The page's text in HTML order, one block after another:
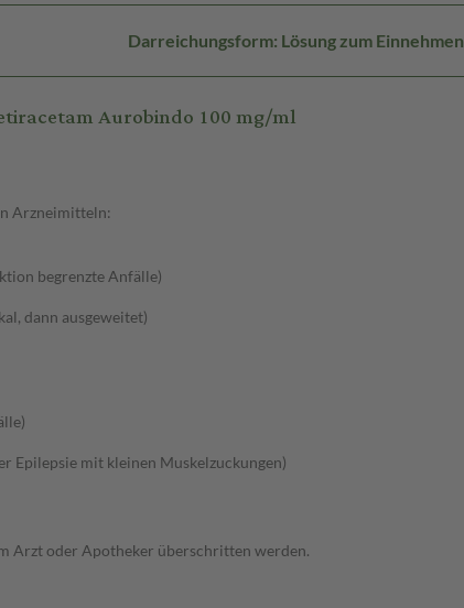
Darreichungsform: Lösung zum Einnehmen
Aurobindo 100 mg/ml
Arzneimitteln:
begrenzte Anfälle)
dann ausgeweitet)
Epilepsie mit kleinen Muskelzuckungen)
Arzt oder Apotheker überschritten werden.